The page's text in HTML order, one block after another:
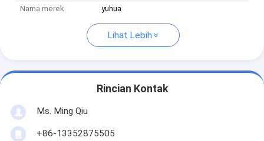
Nama merek yuhua
Lihat Lebih
Rincian Kontak
Ms. Ming Qiu
+86-13352875505